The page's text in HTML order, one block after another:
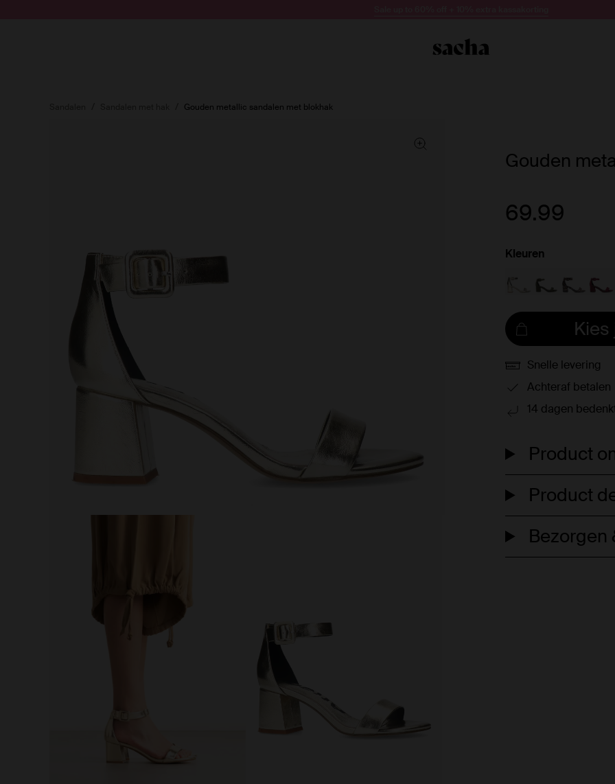
Gouden metallic sandalen met blokhak
Gouden
69.99
Kleuren
Snelle levering
Achteraf betalen
14 dagen
Product
Product
Bezorgen